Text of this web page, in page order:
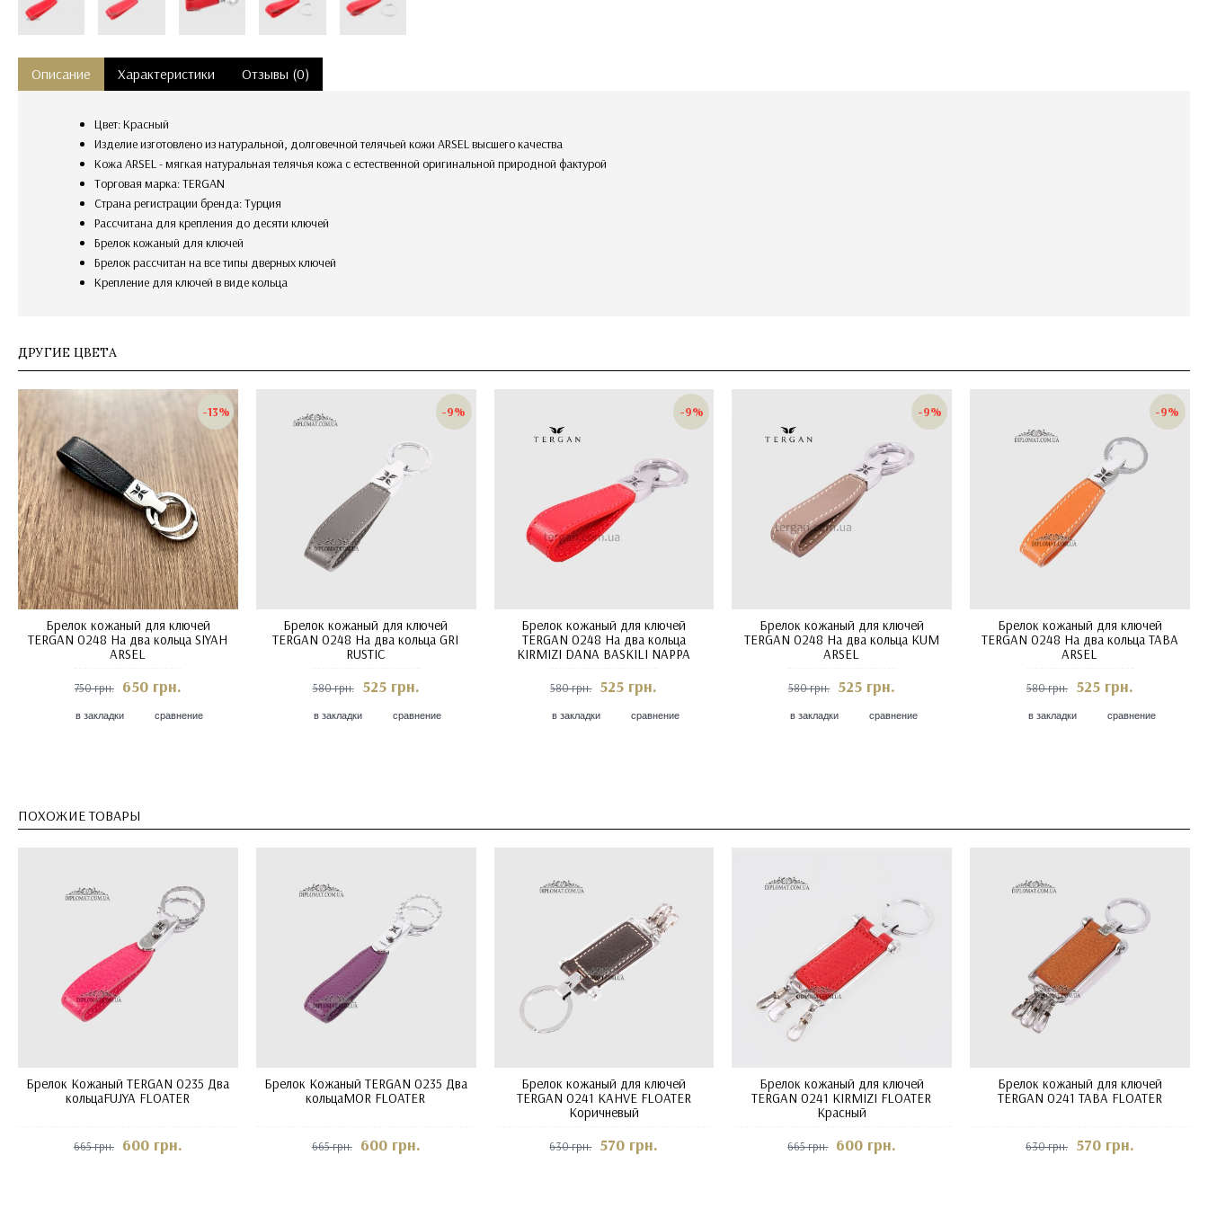
Описание Характеристики Отзывы (0)
Цвет: Красный
Изделие изготовлено из натуральной, долговечной телячьей кожи ARSEL высшего качества
Кожа ARSEL - мягкая натуральная телячья кожа с естественной оригинальной природной фактурой
Торговая марка: TERGAN
Страна регистрации бренда: Турция
рассчитана для крепления до десяти ключей
Брелок кожаный для ключей
брелок рассчитан на все типы дверных ключей
крепление для ключей в виде кольца
ДРУГИЕ ЦВЕТА
-13%
Брелок кожаный для ключей
TERGAN 0248 На два кольца SIYAH
ARSEL
750 грн. 650 грн.
в закладки сравнение
-9%
Брелок кожаный для ключей
TERGAN 0248 На два кольца GRI
RUSTIC
580 грн. 525 грн.
в закладки сравнение
-9%
Брелок кожаный для ключей
TERGAN 0248 На два кольца
KIRMIZI DANA BASKILI NAPPA
580 грн. 525 грн.
в закладки сравнение
-9%
Брелок кожаный для ключей
TERGAN 0248 На два кольца KUM
ARSEL
580 грн. 525 грн.
в закладки сравнение
-9%
Брелок кожаный для ключей
TERGAN 0248 На два кольца TABA
ARSEL
580 грн. 525 грн.
в закладки сравнение
ПОХОЖИЕ ТОВАРЫ
Брелок Кожаный TERGAN 0235 Два
кольцаFUJYA FLOATER
665 грн. 600 грн.
Брелок Кожаный TERGAN 0235 Два
кольцаMOR FLOATER
665 грн. 600 грн.
Брелок кожаный для ключей
TERGAN 0241 KAHVE FLOATER
Коричневый
630 грн. 570 грн.
Брелок кожаный для ключей
TERGAN 0241 KIRMIZI FLOATER
Красный
665 грн. 600 грн.
Брелок кожаный для ключей
TERGAN 0241 TABA FLOATER
630 грн. 570 грн.